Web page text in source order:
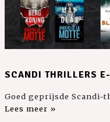
SCANDI THRILLERS
Goed geprijsde
Lees meer »